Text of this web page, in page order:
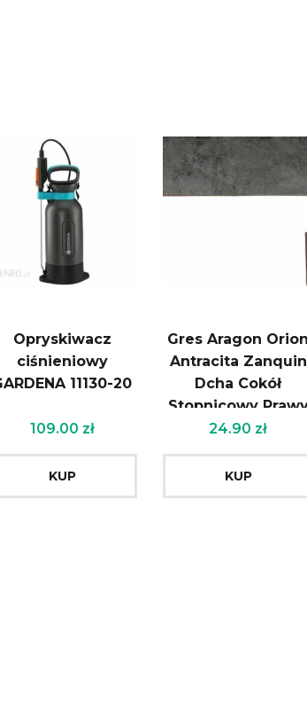
Opryskiwacz
ciśnieniowy
11130-20
109.00 zł
KUP
Gres Aragon Orion
Antracita Zanquin
Dcha Cokół
Stopnicowy
8X39Cm
24.90 zł
KUP